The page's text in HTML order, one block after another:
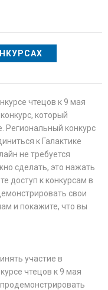
чтецов к 9 мая
который
Региональный конкурс
к Галактике
не требуется
сделать, это нажать
доступ к конкурсам в
свои
и покажите, что вы
участие в
чтецов к 9 мая